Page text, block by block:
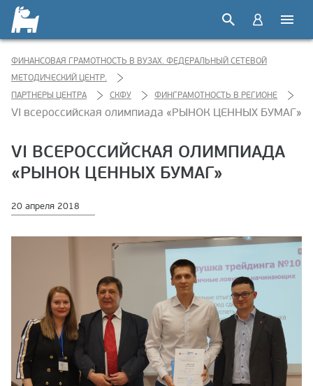
ФИНАНСОВАЯ ГРАМОТНОСТЬ В ВУЗАХ. ФЕДЕРАЛЬНЫЙ СЕТЕВОЙ
МЕТОДИЧЕСКИЙ ЦЕНТР.
ПАРТНЕРЫ ЦЕНТРА
СКФУ ФИНГРАМОТНОСТЬ В РЕГИОНЕ
VI всероссийская олимпиада «РЫНОК ЦЕННЫХ БУМАГ»
VI ВСЕРОССИЙСКАЯ ОЛИМПИАДА
«РЫНОК ЦЕННЫХ БУМАГ»
20 апреля 2018